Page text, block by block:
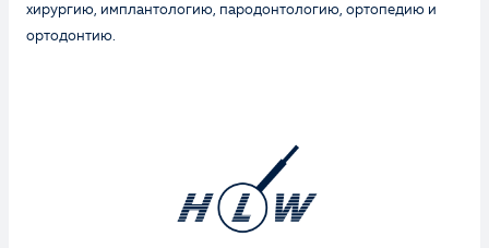
хирургию, имплантологию, пародонтологию, ортопедию и
ортодонтию.